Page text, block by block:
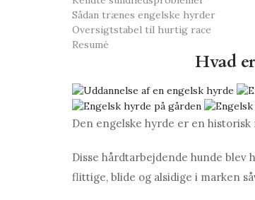
Sådan trænes engelske hyrder
Oversigtstabel til hurtig race
Resumé
Hvad
Den engelske hyrde er en
Disse hårdtarbejdende hunde blev
flittige, blide og alsidige i marken